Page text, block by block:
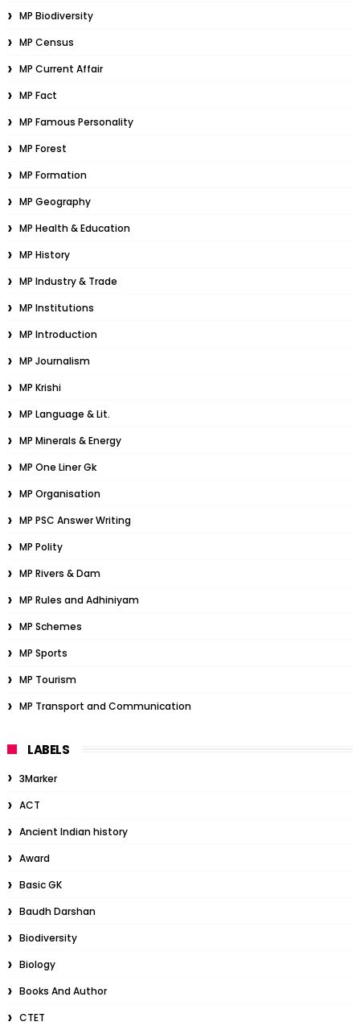
MP Biodiversity
MP Census
MP Current Affair
MP Fact
MP Famous Personality
MP Forest
MP Formation
MP Geography
MP Health & Education
MP History
MP Industry & Trade
MP Institutions
MP Introduction
MP Journalism
MP Krishi
MP Language & Lit.
MP Minerals & Energy
MP One Liner Gk
MP Organisation
MP PSC Answer Writing
MP Polity
MP Rivers & Dam
MP Rules and Adhiniyam
MP Schemes
MP Sports
MP Tourism
MP Transport and Communication
LABELS
3Marker
ACT
Ancient Indian history
Award
Basic GK
Baudh Darshan
Biodiversity
Biology
Books And Author
CTET